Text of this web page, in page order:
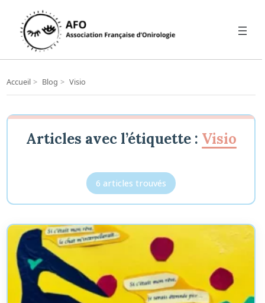
Accueil > Blog > Visio
Articles avec l’étiquette : Visio
6 articles trouvés